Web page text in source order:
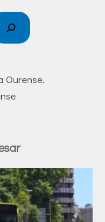
Ourense.